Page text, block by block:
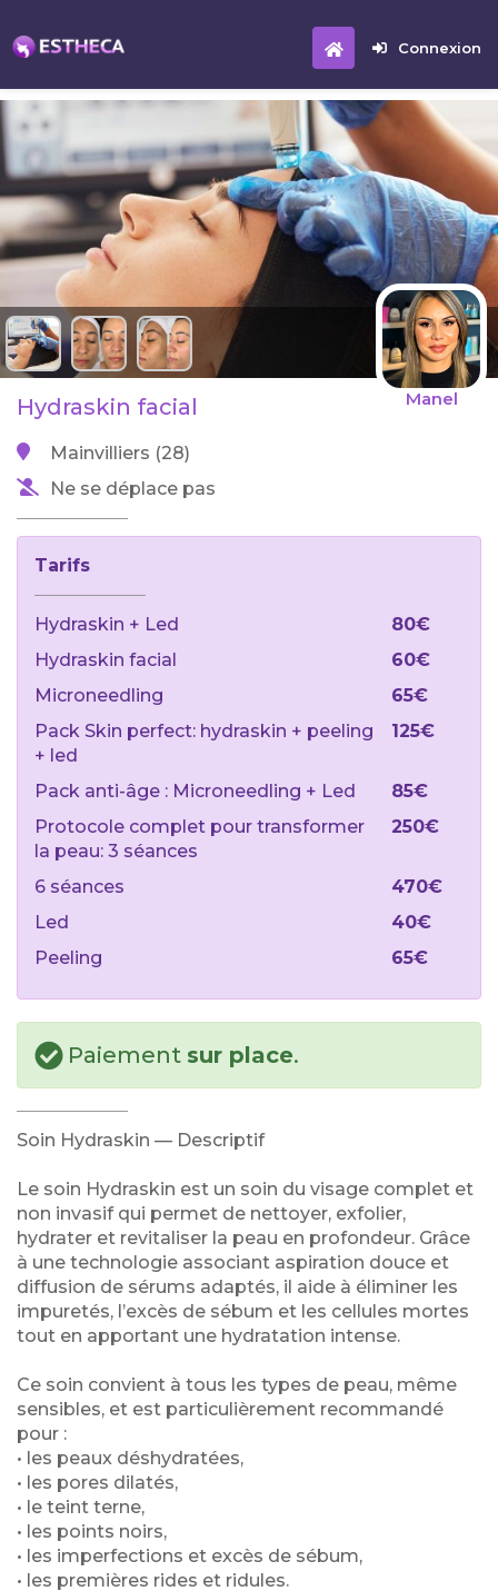
Connexion
Manel
Hydraskin facial
Mainvilliers (28)
Ne se déplace pas
Tarifs
Hydraskin + Led
80€
Hydraskin facial
60€
Microneedling
65€
Pack Skin perfect: hydraskin + peeling
+ led
125€
Pack anti-âge : Microneedling + Led
85€
Protocole complet pour transformer
la peau: 3 séances
250€
6 séances
470€
Led
40€
Peeling
65€
Paiement sur place.
Soin Hydraskin — Descriptif
Le soin Hydraskin est un soin du visage complet et
non invasif qui permet de nettoyer, exfolier,
hydrater et revitaliser la peau en profondeur. Grâce
à une technologie associant aspiration douce et
diffusion de sérums adaptés, il aide à éliminer les
impuretés, l’excès de sébum et les cellules mortes
tout en apportant une hydratation intense.
Ce soin convient à tous les types de peau, même
sensibles, et est particulièrement recommandé
pour :
• les peaux déshydratées,
• les pores dilatés,
• le teint terne,
• les points noirs,
• les imperfections et excès de sébum,
• les premières rides et ridules.